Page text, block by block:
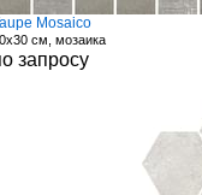
Mosaico
см, мозаика
запросу